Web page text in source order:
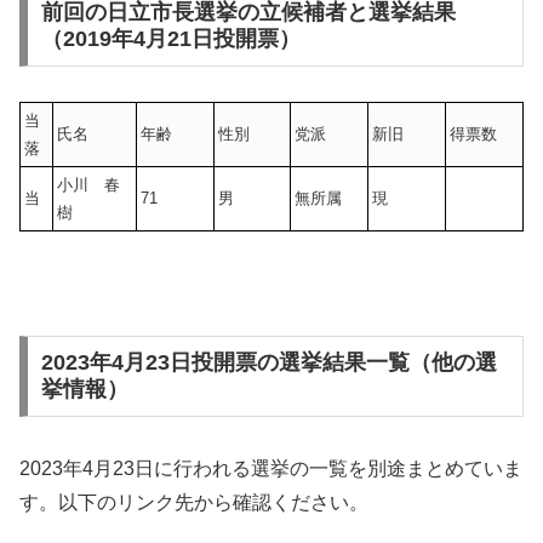
前回の日立市長選挙の立候補者と選挙結果
（2019年4月21日投開票）
当
落
氏名 年齢 性別 党派 新旧 得票数
当
小川 春
樹
71 男 無所属 現
2023年4月23日投開票の選挙結果一覧（他の選
挙情報）
2023年4月23日に行われる選挙の一覧を別途まとめていま
す。以下のリンク先から確認ください。